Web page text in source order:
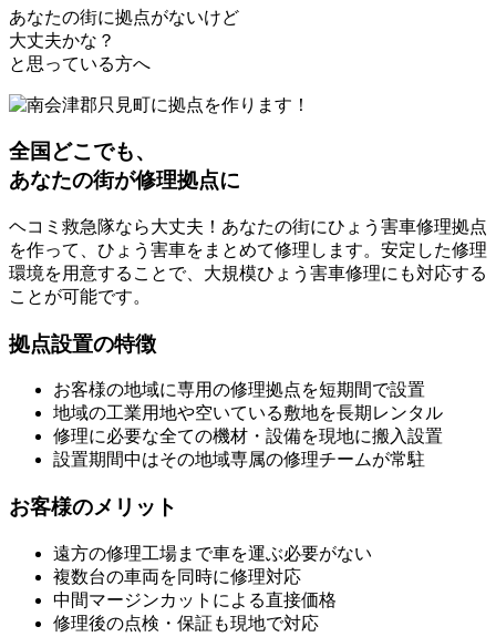
あなたの街に拠点がないけど
大丈夫かな？
と思っている方へ
全国どこでも、
あなたの街が修理拠点に
ヘコミ救急隊なら大丈夫！あなたの街にひょう害車修理拠点
を作って、ひょう害車をまとめて修理します。安定した修理
環境を用意することで、大規模ひょう害車修理にも対応する
ことが可能です。
拠点設置の特徴
お客様の地域に専用の修理拠点を短期間で設置
地域の工業用地や空いている敷地を長期レンタル
修理に必要な全ての機材・設備を現地に搬入設置
設置期間中はその地域専属の修理チームが常駐
お客様のメリット
遠方の修理工場まで車を運ぶ必要がない
複数台の車両を同時に修理対応
中間マージンカットによる直接価格
修理後の点検・保証も現地で対応